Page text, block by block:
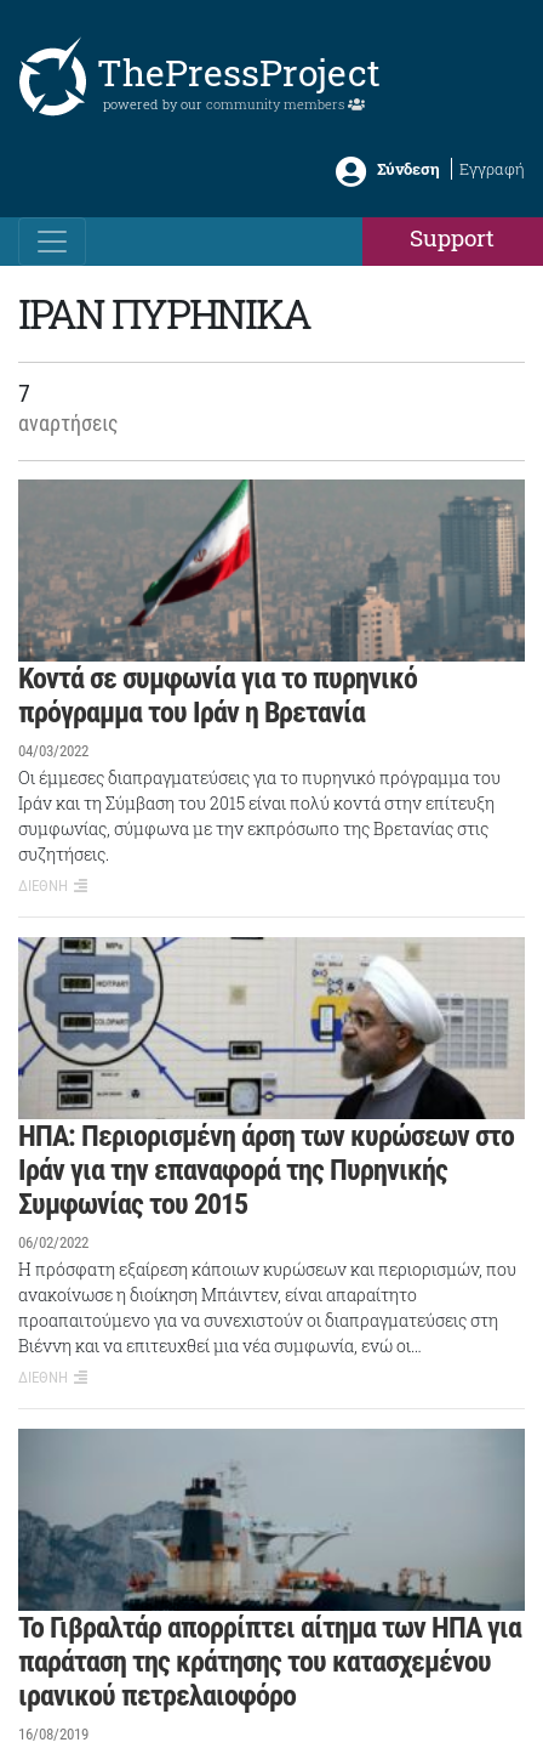
ThePressProject
powered by our community members
Σύνδεση Εγγραφή
Support
ΙΡΑΝ ΠΥΡΗΝΙΚΑ
7
αναρτήσεις
Κοντά σε συμφωνία για το πυρηνικό
πρόγραμμα του Ιράν η Βρετανία
04/03/2022
Οι έμμεσες διαπραγματεύσεις για το πυρηνικό πρόγραμμα του
Ιράν και τη Σύμβαση του 2015 είναι πολύ κοντά στην επίτευξη
συμφωνίας, σύμφωνα με την εκπρόσωπο της Βρετανίας στις
συζητήσεις.
ΔΙΕΘΝΗ
ΗΠΑ: Περιορισμένη άρση των κυρώσεων στο
Ιράν για την επαναφορά της Πυρηνικής
Συμφωνίας του 2015
06/02/2022
Η πρόσφατη εξαίρεση κάποιων κυρώσεων και περιορισμών, που
ανακοίνωσε η διοίκηση Μπάιντεν, είναι απαραίτητο
προαπαιτούμενο για να συνεχιστούν οι διαπραγματεύσεις στη
Βιέννη και να επιτευχθεί μια νέα συμφωνία, ενώ οι…
ΔΙΕΘΝΗ
Το Γιβραλτάρ απορρίπτει αίτημα των ΗΠΑ για
παράταση της κράτησης του κατασχεμένου
ιρανικού πετρελαιοφόρο
16/08/2019